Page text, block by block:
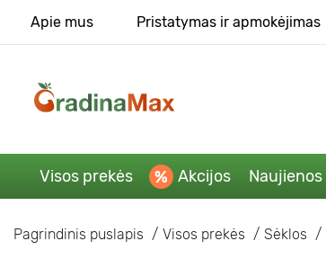
Apie mus Pristatymas ir apmokėjimas
Visos prekės Akcijos Naujienos
Pagrindinis puslapis Visos prekės Sėklos